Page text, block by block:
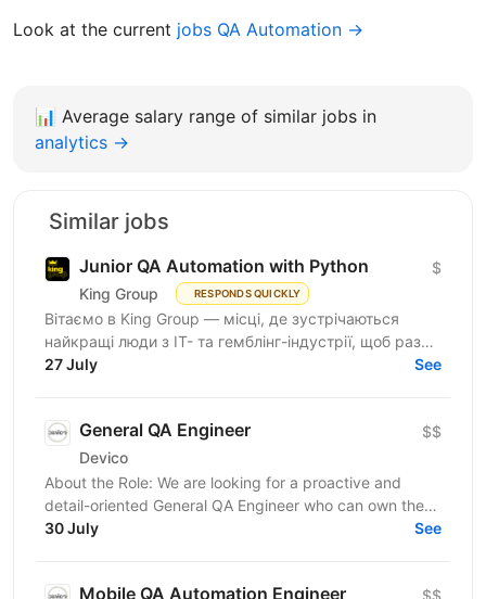
Look at the current jobs QA Automation →
📊 Average salary range of similar jobs in
analytics →
Similar jobs
Junior QA Automation with Python
King Group RESPONDS QUICKLY
$
Вітаємо в King Group — місці, де зустрічаються
найкращі люди з IT- та гемблінг-індустрії, щоб разом
робити дивовижні речі. Ми ведемо численні...
27 July See
General QA Engineer
Devico
$$
About the Role: We are looking for a proactive and
detail-oriented General QA Engineer who can own the
full testing lifecycle. This role is ideal for a...
30 July See
Mobile QA Automation Engineer $$